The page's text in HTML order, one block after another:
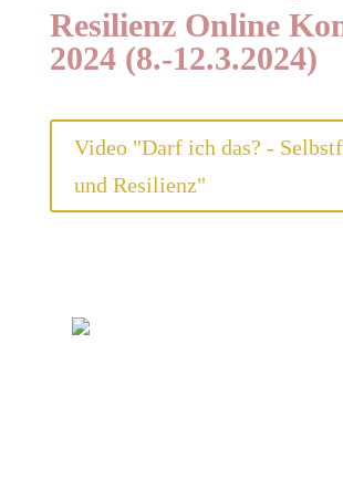
Resilienz Online
2024 (8.-12.3.2024)
Video "Darf ich das? -
und Resilienz"